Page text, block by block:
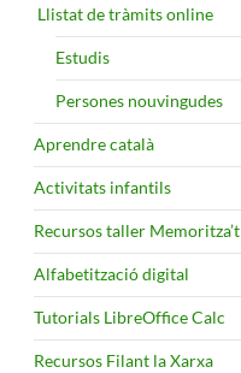
​ Llistat de tràmits online
Estudis
Persones nouvingudes
Aprendre català
Activitats infantils
Recursos taller Memoritza’t
Alfabetització digital
Tutorials LibreOffice Calc
Recursos Filant la Xarxa